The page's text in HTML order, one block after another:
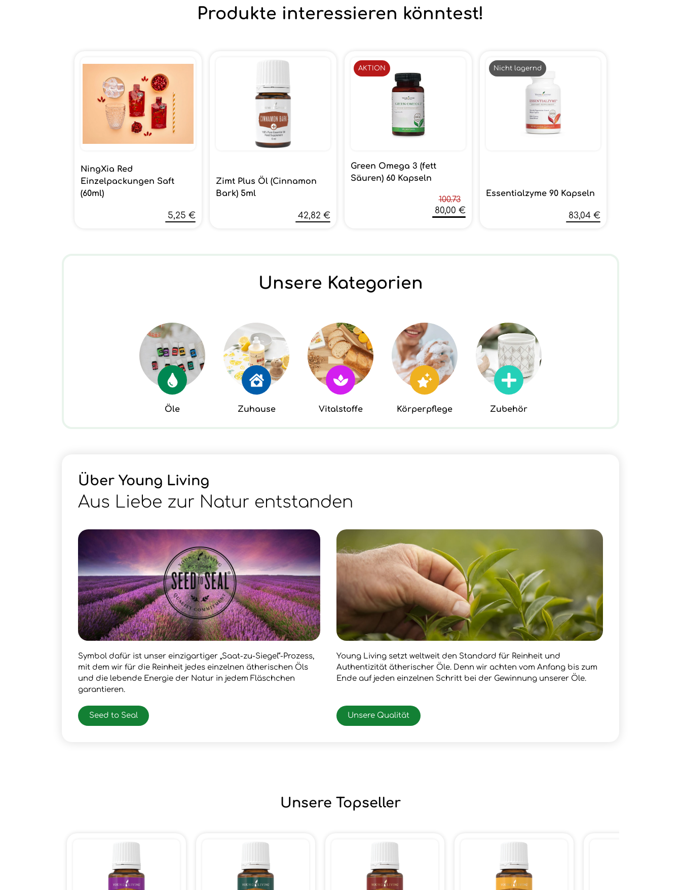
Produkte interessieren könntest!
NingXia Red
Einzelpackungen Saft
(60ml)
5,25 €
Zimt Plus Öl (Cinnamon
Bark) 5ml
42,82 €
Green Omega 3 (fett
Säuren) 60 Kapseln
100.73
80,00 €
AKTION
Essentialzyme 90 Kapseln
83,04 €
Nicht lagernd
Unsere Kategorien
Öle Zuhause Vitalstoffe Körperpflege Zubehör
Über Young Living
Aus Liebe zur Natur entstanden
Symbol dafür ist unser einzigartiger „Saat-zu-Siegel“-Prozess,
mit dem wir für die Reinheit jedes einzelnen ätherischen Öls
und die lebende Energie der Natur in jedem Fläschchen
garantieren.
Seed to Seal
Young Living setzt weltweit den Standard für Reinheit und
Authentizität ätherischer Öle. Denn wir achten vom Anfang bis zum
Ende auf jeden einzelnen Schritt bei der Gewinnung unserer Öle.
Unsere Qualität
Unsere Topseller